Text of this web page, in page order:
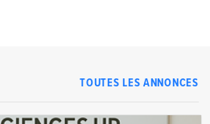
TOUTES LES ANNONCES